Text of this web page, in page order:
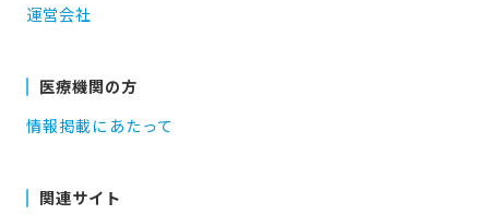
運営会社
医療機関の方
情報掲載にあたって
関連サイト